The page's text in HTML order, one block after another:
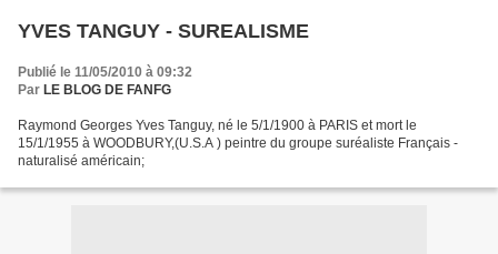
YVES TANGUY - SUREALISME
Publié le 11/05/2010 à 09:32
Par LE BLOG DE FANFG
Raymond Georges Yves Tanguy, né le 5/1/1900 à PARIS et mort le
15/1/1955 à WOODBURY,(U.S.A ) peintre du groupe suréaliste Français -
naturalisé américain;